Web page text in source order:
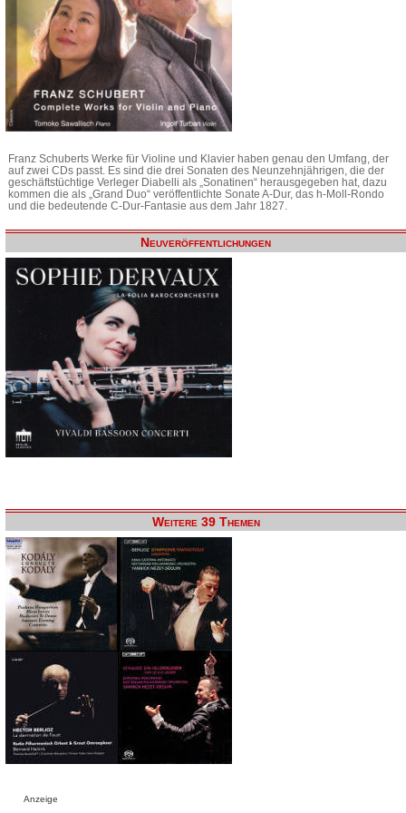
Franz Schuberts Werke für Violine und Klavier haben genau den Umfang, der
auf zwei CDs passt. Es sind die drei Sonaten des Neunzehnjährigen, die der
geschäftstüchtige Verleger Diabelli als „Sonatinen“ herausgegeben hat, dazu
kommen die als „Grand Duo“ veröffentlichte Sonate A-Dur, das h-Moll-Rondo
und die bedeutende C-Dur-Fantasie aus dem Jahr 1827.
Neuveröffentlichungen
Weitere 39 Themen
Anzeige